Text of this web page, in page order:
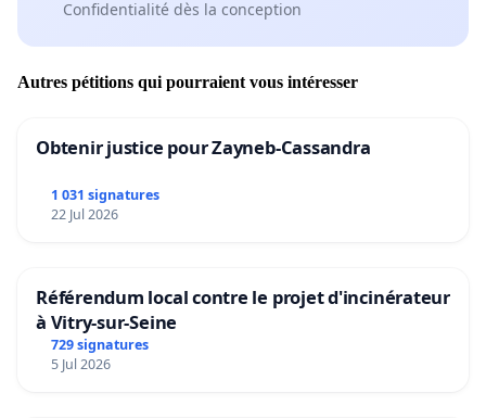
Confidentialité dès la conception
Autres pétitions qui pourraient vous intéresser
Obtenir justice pour Zayneb-Cassandra
1 031 signatures
22 Jul 2026
Référendum local contre le projet d'incinérateur
à Vitry-sur-Seine
729 signatures
5 Jul 2026